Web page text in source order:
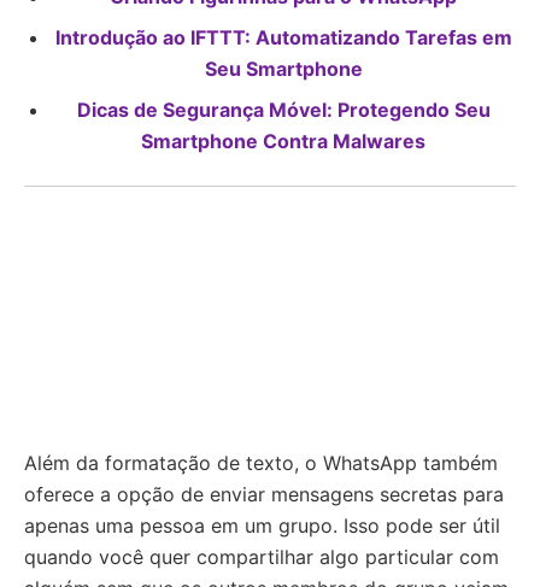
Introdução ao IFTTT: Automatizando Tarefas em
Seu Smartphone
Dicas de Segurança Móvel: Protegendo Seu
Smartphone Contra Malwares
Além da formatação de texto, o WhatsApp também
oferece a opção de enviar mensagens secretas para
apenas uma pessoa em um grupo. Isso pode ser útil
quando você quer compartilhar algo particular com